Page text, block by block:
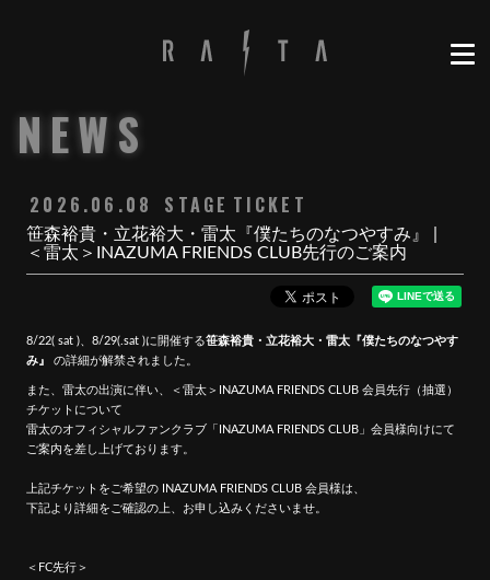
NEWS
2026.06.08 STAGE TICKET
笹森裕貴・立花裕大・雷太『僕たちのなつやすみ』 |
＜雷太＞INAZUMA FRIENDS CLUB先行のご案内
8/22( sat )、8/29(.sat )に開催する笹森裕貴・立花裕大・雷太『僕たちのなつやす
み』 の詳細が解禁されました。
また、雷太の出演に伴い、＜雷太＞INAZUMA FRIENDS CLUB 会員先行（抽選）
チケットについて
雷太のオフィシャルファンクラブ「INAZUMA FRIENDS CLUB」会員様向けにて
ご案内を差し上げております。
上記チケットをご希望の INAZUMA FRIENDS CLUB 会員様は、
下記より詳細をご確認の上、お申し込みくださいませ。
＜FC先行＞